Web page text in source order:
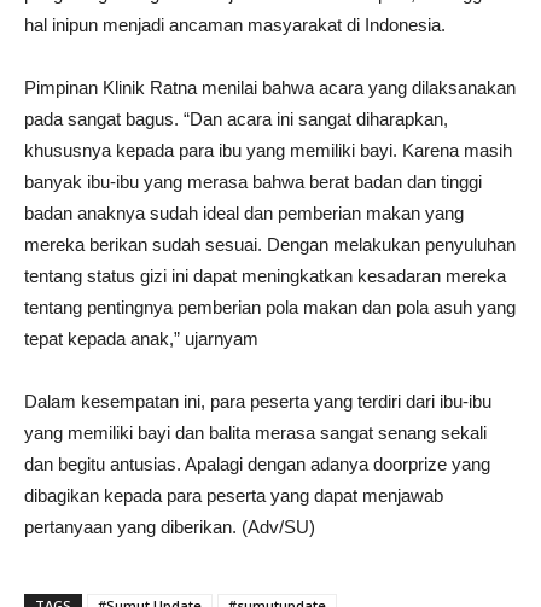
hal inipun menjadi ancaman masyarakat di Indonesia.
Pimpinan Klinik Ratna menilai bahwa acara yang dilaksanakan
pada sangat bagus. “Dan acara ini sangat diharapkan,
khususnya kepada para ibu yang memiliki bayi. Karena masih
banyak ibu-ibu yang merasa bahwa berat badan dan tinggi
badan anaknya sudah ideal dan pemberian makan yang
mereka berikan sudah sesuai. Dengan melakukan penyuluhan
tentang status gizi ini dapat meningkatkan kesadaran mereka
tentang pentingnya pemberian pola makan dan pola asuh yang
tepat kepada anak,” ujarnyam
Dalam kesempatan ini, para peserta yang terdiri dari ibu-ibu
yang memiliki bayi dan balita merasa sangat senang sekali
dan begitu antusias. Apalagi dengan adanya doorprize yang
dibagikan kepada para peserta yang dapat menjawab
pertanyaan yang diberikan. (Adv/SU)